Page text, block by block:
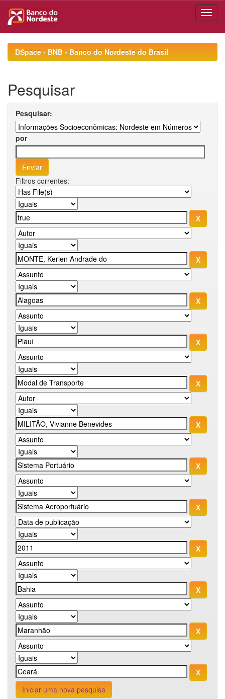
navigationDSpace - BNB - Banco do Nordeste do Brasil
Pesquisar
Pesquisar:
por
Filtros correntes:
Iniciar uma nova pesquisa